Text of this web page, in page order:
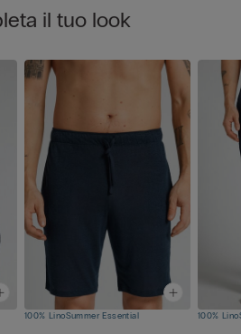
il tuo look
100% LinoSummer Essential 100% Lino